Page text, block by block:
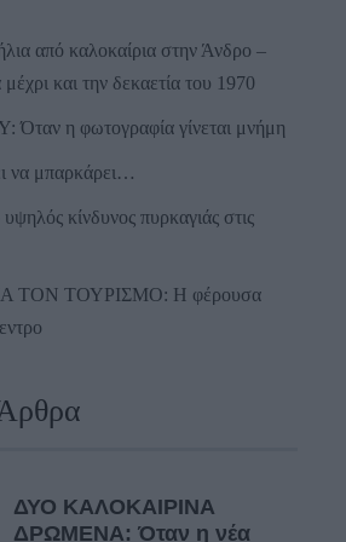
από καλοκαίρια στην Άνδρο –
και την δεκαετία του 1970
η φωτογραφία γίνεται μνήμη
να μπαρκάρει…
κίνδυνος πυρκαγιάς στις
ΤΟΝ ΤΟΥΡΙΣΜΟ: Η φέρουσα
ΔΥΟ ΚΑΛΟΚΑΙΡΙΝΑ
ΔΡΩΜΕΝΑ: Όταν η νέα